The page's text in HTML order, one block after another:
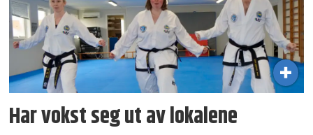
Har vokst seg ut av lokalene